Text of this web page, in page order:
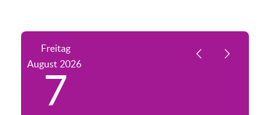
Freitag
August 2026
7